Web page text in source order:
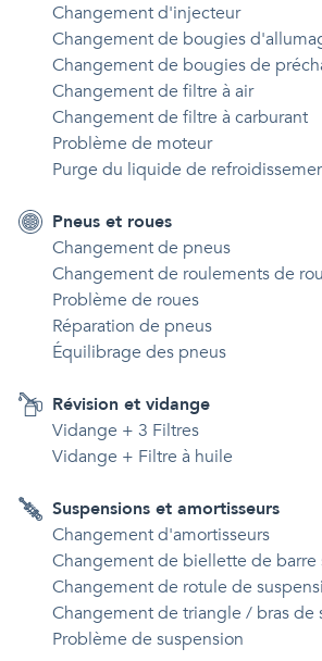
Changement d'injecteur
Changement de bougies
Changement de bougies de
Changement de filtre à air
Changement de filtre à carburant
Problème de moteur
Purge du liquide de
Pneus et roues
Changement de pneus
Changement de roulements de
Problème de roues
Réparation de pneus
Équilibrage des pneus
Révision et vidange
Vidange + 3 Filtres
Vidange + Filtre à huile
Suspensions et amortisseurs
Changement d'amortisseurs
Changement de biellette de barre
Changement de rotule de
Changement de triangle / bras de
Problème de suspension